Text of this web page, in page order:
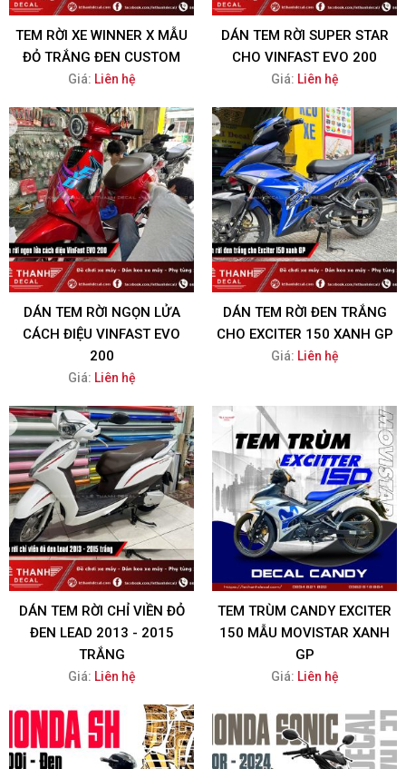
TEM RỜI XE WINNER X MẪU
ĐỎ TRẮNG ĐEN CUSTOM
Giá: Liên hệ
DÁN TEM RỜI SUPER STAR
CHO VINFAST EVO 200
Giá: Liên hệ
DÁN TEM RỜI NGỌN LỬA
CÁCH ĐIỆU VINFAST EVO
200
Giá: Liên hệ
DÁN TEM RỜI ĐEN TRẮNG
CHO EXCITER 150 XANH GP
Giá: Liên hệ
DÁN TEM RỜI CHỈ VIỀN ĐỎ
ĐEN LEAD 2013 - 2015
TRẮNG
Giá: Liên hệ
TEM TRÙM CANDY EXCITER
150 MẪU MOVISTAR XANH
GP
Giá: Liên hệ